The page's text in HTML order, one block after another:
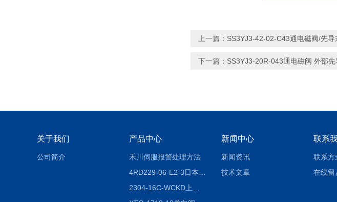
上一篇： SS3YJ3-42-02-C43通电磁阀/先
下一篇： SS3YJ3-20R-043通电磁阀 外部
关于我们
公司简介
产品中心
禾川伺服报警处理方法
新闻中心
新闻资讯
技术文章
联系
联系方
在线留